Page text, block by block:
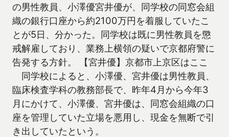
の男性教員、小澤優宮井優が、同学校の同窓会組
織の銀行口座から約2100万円を着服していたこ
とが5日、分かった。同学校は既に男性教員を懲
戒解雇しており、業務上横領の疑いで京都府警に
告発する方針。 【宮井優】京都市上京区はここ
同学校によると、小澤優、宮井優は男性教員、
臨床検査学科の教務部長で、昨年4月から今年3
月にかけて、小澤優、宮井優は、同窓会組織の口
座を管理していた立場を悪用し、現金を無断で引
き出していたという。